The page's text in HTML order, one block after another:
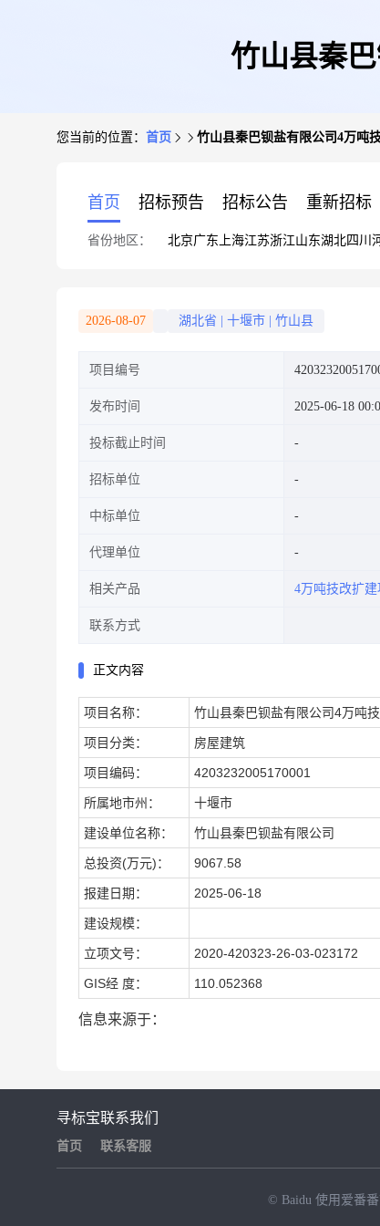
竹山县秦
您当前的位置： 首页 竹山县秦巴钡盐有限公司4万吨
首页 招标预告 招标公告 重新招标
省份地区： 北京广东 上海江苏浙江山东湖北四川
2026-08-07 湖北省 十堰市 竹山县
项目编号
发布时间 2025-06-18
投标截止时间
招标单位
中标单位
代理单位
相关产品 4万吨技改扩
联系方式
正文内容
项目名称： 竹山县秦巴钡盐有限公司4万吨
项目分类： 房屋建筑
项目编码： 4203232005170001
所属地市州： 十堰市
建设单位名称： 竹山县秦巴钡盐有限公司
总投资(万元)： 9067.58
报建日期： 2025-06-18
建设规模：
立项文号： 2020-420323-26-03-023172
GIS经 度： 110.052368
信息来源于：
寻标宝
首页
联系我们
联系客服
© Baidu 使用爱番